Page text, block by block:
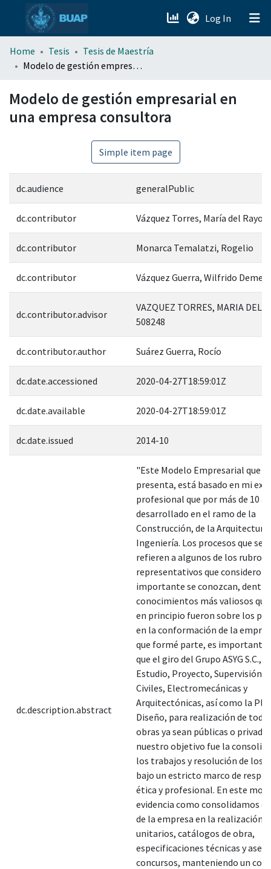
Log In (current)
menu.section.about_menu
Home Tesis
Tesis de Maestría
Modelo de gestión empresarial en una empresa consultora
Modelo de gestión empresarial en
una empresa consultora
Simple item page
dc.audience generalPublic
dc.contributor Vázquez Torres, María del Rayo
dc.contributor Monarca Temalatzi, Rogelio
dc.contributor Vázquez Guerra, Wilfrido
dc.contributor.advisor
VAZQUEZ TORRES, MARIA DEL
508248
dc.contributor.author Suárez Guerra, Rocío
dc.date.accessioned 2020-04-27T18:59:01Z
dc.date.available 2020-04-27T18:59:01Z
dc.date.issued 2014-10
dc.description.abstract
"Este Modelo Empresarial que se
presenta, está basado en mi
profesional que por más de 10
desarrollado en el ramo de la
Construcción, de la Arquitectura
Ingeniería. Los procesos que se
refieren a algunos de los rubros
representativos que considero
importante se conozcan,
conocimientos más valiosos
en principio fueron sobre los
en la conformación de la
que formé parte, es importante
que el giro del Grupo ASYG S.C.,
Estudio, Proyecto, Supervisión
Civiles, Electromecánicas y
Arquitectónicas, así como la
Diseño, para realización de
obras ya sean públicas o
nuestro objetivo fue la
los trabajos y resolución de los
bajo un estricto marco de
ética y profesional. En este
evidencia como consolidamos
de la empresa en la realización
unitarios, catálogos de obra,
especificaciones técnicas y
concursos, manteniendo un